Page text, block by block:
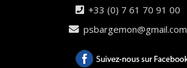
+33 (0) 7 61 70 91 00
psbargemon@gmail.com